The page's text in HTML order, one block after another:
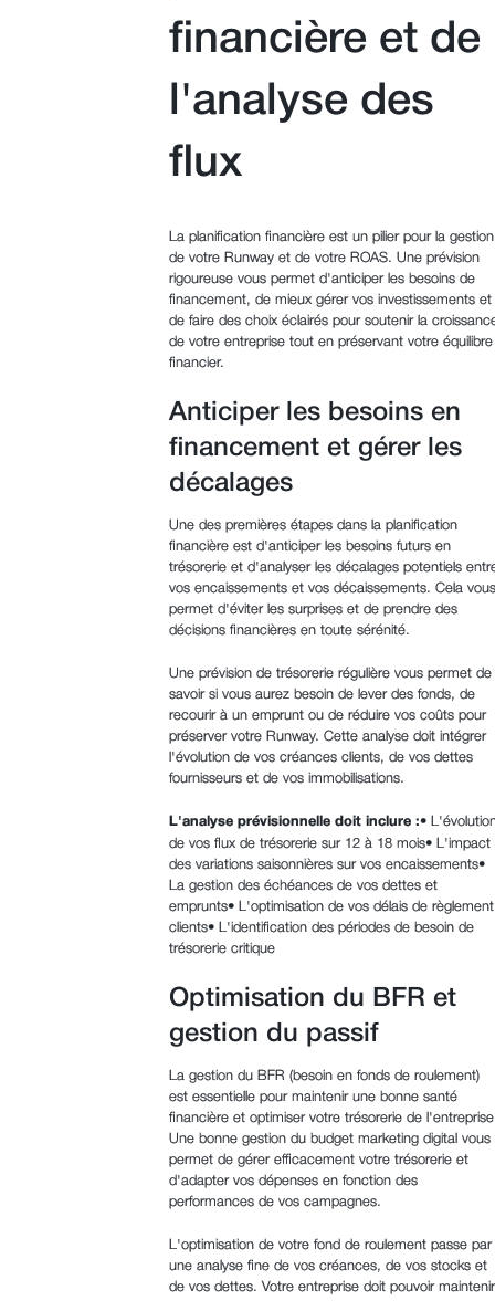
financière et de
l'analyse des
flux
La planification financière est un pilier pour la gestion
de votre Runway et de votre ROAS. Une prévision
rigoureuse vous permet d'anticiper les besoins de
financement, de mieux gérer vos investissements et
de faire des choix éclairés pour soutenir la
de votre entreprise tout en préservant votre équilibre
financier.
Anticiper les besoins en
financement et gérer les
décalages
Une des premières étapes dans la planification
financière est d'anticiper les besoins futurs en
trésorerie et d'analyser les décalages potentiels
vos encaissements et vos décaissements. Cela vous
permet d'éviter les surprises et de prendre des
décisions financières en toute sérénité.
Une prévision de trésorerie régulière vous permet de
savoir si vous aurez besoin de lever des fonds, de
recourir à un emprunt ou de réduire vos coûts pour
préserver votre Runway. Cette analyse doit intégrer
l'évolution de vos créances clients, de vos dettes
fournisseurs et de vos immobilisations.
L'analyse prévisionnelle doit inclure :•
de vos flux de trésorerie sur 12 à 18 mois• L'impact
des variations saisonnières sur vos encaissements•
La gestion des échéances de vos dettes et
emprunts• L'optimisation de vos délais de règlement
clients• L'identification des périodes de besoin de
trésorerie critique
Optimisation du BFR et
gestion du passif
La gestion du BFR (besoin en fonds de roulement)
est essentielle pour maintenir une bonne santé
financière et optimiser votre trésorerie de
Une bonne gestion du budget marketing digital vous
permet de gérer efficacement votre trésorerie et
d'adapter vos dépenses en fonction des
performances de vos campagnes.
L'optimisation de votre fond de roulement passe par
une analyse fine de vos créances, de vos stocks et
de vos dettes. Votre entreprise doit pouvoir maintenir